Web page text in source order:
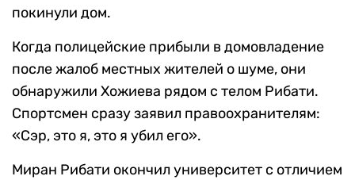
покинули дом.
Когда полицейские прибыли в домовладение
после жалоб местных жителей о шуме, они
обнаружили Хожиева рядом с телом Рибати.
Спортсмен сразу заявил правоохранителям:
«Сэр, это я, это я убил его».
Миран Рибати окончил университет с отличием